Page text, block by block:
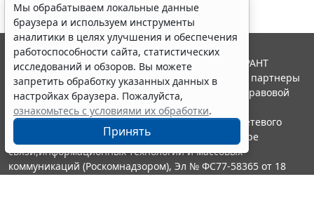
Мы обрабатываем локальные данные
браузера и используем инструменты
аналитики в целях улучшения и обеспечения
работоспособности сайта, статистических
исследований и обзоров. Вы можете
запретить обработку указанных данных в
настройках браузера. Пожалуйста,
ознакомьтесь с условиями их обработки.
Принять
© ООО "НПП "ГАРАНТ-СЕРВИС", 2026. Система ГАРАНТ
выпускается с 1990 года. Компания "Гарант" и ее партнеры
являются участниками Российской ассоциации правовой
информации ГАРАНТ.
Портал ГАРАНТ.РУ зарегистрирован в качестве сетевого
издания Федеральной службой по надзору в сфере
связи,информационных технологий и массовых
коммуникаций (Роскомнадзором), Эл № ФС77-58365 от 18